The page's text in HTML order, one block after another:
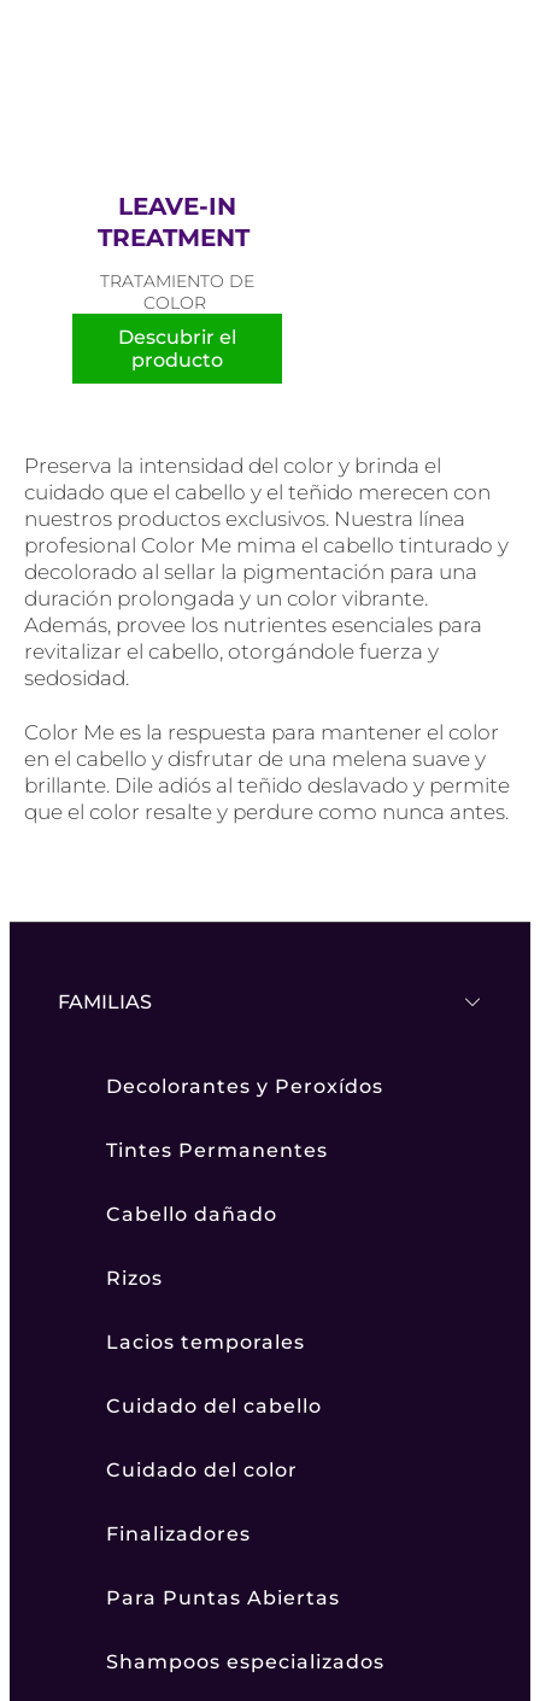
LEAVE-IN
TREATMENT
TRATAMIENTO DE
COLOR
Descubrir el
producto
Preserva la intensidad del color y brinda el
cuidado que el cabello y el teñido merecen con
nuestros productos exclusivos. Nuestra línea
profesional Color Me mima el cabello tinturado y
decolorado al sellar la pigmentación para una
duración prolongada y un color vibrante.
Además, provee los nutrientes esenciales para
revitalizar el cabello, otorgándole fuerza y
sedosidad.
Color Me es la respuesta para mantener el color
en el cabello y disfrutar de una melena suave y
brillante. Dile adiós al teñido deslavado y permite
que el color resalte y perdure como nunca antes.
FAMILIAS
Decolorantes y Peroxídos
Tintes Permanentes
Cabello dañado
Rizos
Lacios temporales
Cuidado del cabello
Cuidado del color
Finalizadores
Para Puntas Abiertas
Shampoos especializados